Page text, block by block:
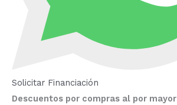
Solicitar Financiación
Descuentos por compras al por mayor